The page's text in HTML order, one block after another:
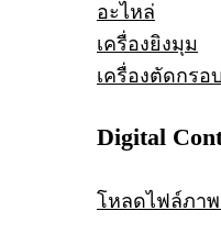
อะไหล่
เครื่องยิงมุม
เครื่องตัดกรอ
Digital
โหลดไฟล์ภา